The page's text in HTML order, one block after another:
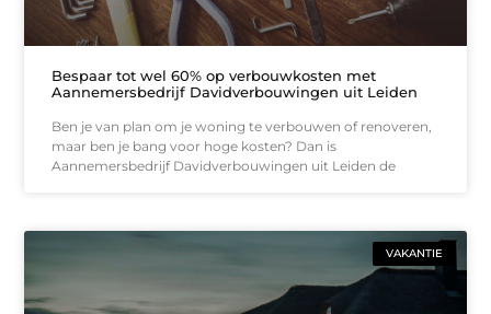
Bespaar tot wel 60% op verbouwkosten met
Aannemersbedrijf Davidverbouwingen uit Leiden
Ben je van plan om je woning te verbouwen of renoveren,
maar ben je bang voor hoge kosten? Dan is
Aannemersbedrijf Davidverbouwingen uit Leiden de
VAKANTIE